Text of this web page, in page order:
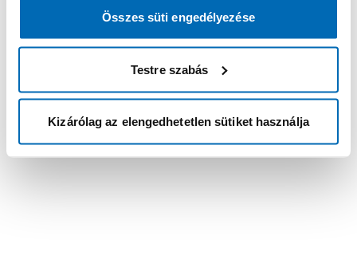
Összes süti engedélyezése
Testre szabás
Kizárólag az elengedhetetlen sütiket használja